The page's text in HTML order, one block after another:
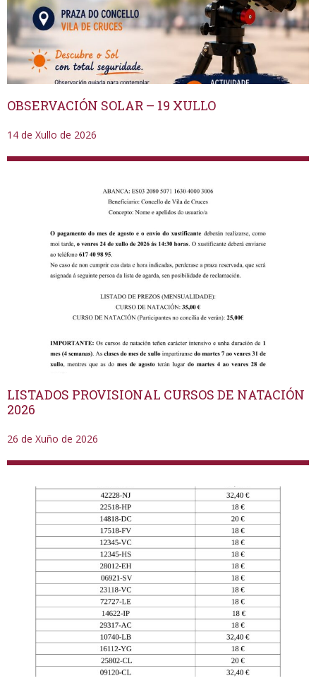
OBSERVACIÓN SOLAR – 19 XULLO
14 de Xullo de 2026
LISTADOS PROVISIONAL CURSOS DE NATACIÓN
2026
26 de Xuño de 2026